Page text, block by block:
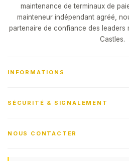
maintenance de terminaux de
mainteneur indépendant agréé,
partenaire de confiance des leaders
Castles.
INFORMATIONS
SÉCURITÉ & SIGNALEMENT
NOUS CONTACTER